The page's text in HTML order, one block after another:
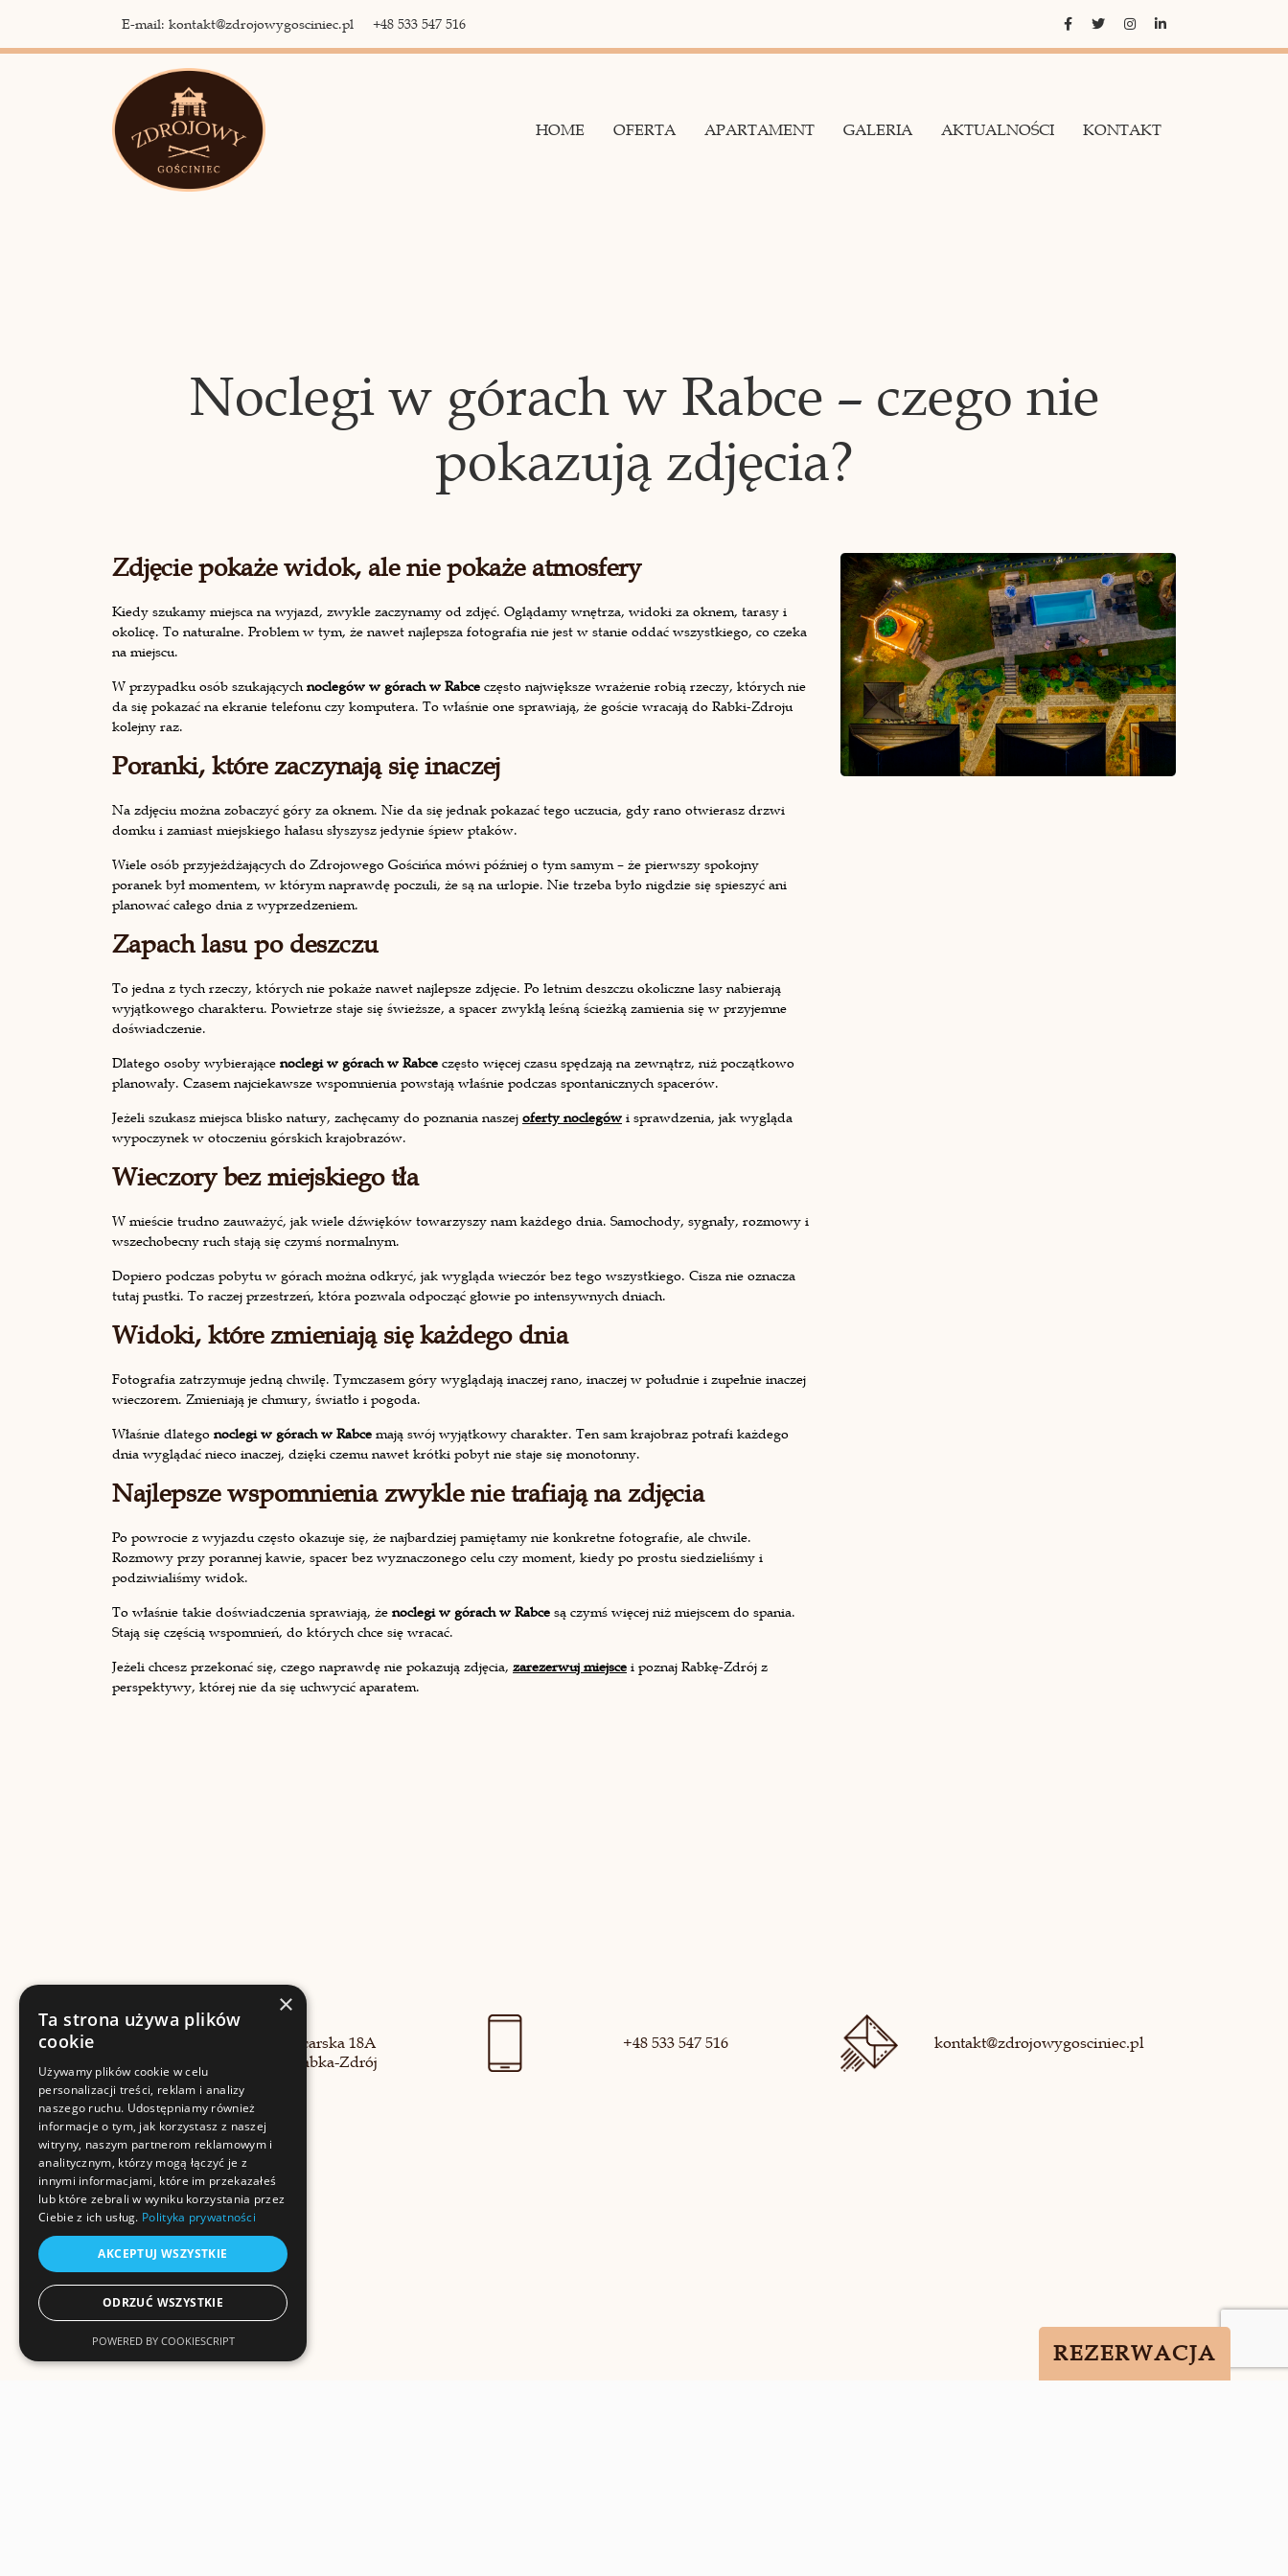
E-mail: kontakt@zdrojowygosciniec.pl +48 533 547 516
HOME OFERTA APARTAMENT GALERIA AKTUALNOŚCI KONTAKT
Noclegi w górach w Rabce – czego nie
pokazują zdjęcia?
Zdjęcie pokaże widok, ale nie pokaże atmosfery
Kiedy szukamy miejsca na wyjazd, zwykle zaczynamy od zdjęć. Oglądamy wnętrza, widoki za oknem, tarasy i
okolicę. To naturalne. Problem w tym, że nawet najlepsza fotografia nie jest w stanie oddać wszystkiego, co czeka
na miejscu.
W przypadku osób szukających noclegów w górach w Rabce często największe wrażenie robią rzeczy, których nie
da się pokazać na ekranie telefonu czy komputera. To właśnie one sprawiają, że goście wracają do Rabki-Zdroju
kolejny raz.
Poranki, które zaczynają się inaczej
Na zdjęciu można zobaczyć góry za oknem. Nie da się jednak pokazać tego uczucia, gdy rano otwierasz drzwi
domku i zamiast miejskiego hałasu słyszysz jedynie śpiew ptaków.
Wiele osób przyjeżdżających do Zdrojowego Gościńca mówi później o tym samym – że pierwszy spokojny
poranek był momentem, w którym naprawdę poczuli, że są na urlopie. Nie trzeba było nigdzie się spieszyć ani
planować całego dnia z wyprzedzeniem.
Zapach lasu po deszczu
To jedna z tych rzeczy, których nie pokaże nawet najlepsze zdjęcie. Po letnim deszczu okoliczne lasy nabierają
wyjątkowego charakteru. Powietrze staje się świeższe, a spacer zwykłą leśną ścieżką zamienia się w przyjemne
doświadczenie.
Dlatego osoby wybierające noclegi w górach w Rabce często więcej czasu spędzają na zewnątrz, niż początkowo
planowały. Czasem najciekawsze wspomnienia powstają właśnie podczas spontanicznych spacerów.
Jeżeli szukasz miejsca blisko natury, zachęcamy do poznania naszej oferty noclegów i sprawdzenia, jak wygląda
wypoczynek w otoczeniu górskich krajobrazów.
Wieczory bez miejskiego tła
W mieście trudno zauważyć, jak wiele dźwięków towarzyszy nam każdego dnia. Samochody, sygnały, rozmowy i
wszechobecny ruch stają się czymś normalnym.
Dopiero podczas pobytu w górach można odkryć, jak wygląda wieczór bez tego wszystkiego. Cisza nie oznacza
tutaj pustki. To raczej przestrzeń, która pozwala odpocząć głowie po intensywnych dniach.
Widoki, które zmieniają się każdego dnia
Fotografia zatrzymuje jedną chwilę. Tymczasem góry wyglądają inaczej rano, inaczej w południe i zupełnie inaczej
wieczorem. Zmieniają je chmury, światło i pogoda.
Właśnie dlatego noclegi w górach w Rabce mają swój wyjątkowy charakter. Ten sam krajobraz potrafi każdego
dnia wyglądać nieco inaczej, dzięki czemu nawet krótki pobyt nie staje się monotonny.
Najlepsze wspomnienia zwykle nie trafiają na zdjęcia
Po powrocie z wyjazdu często okazuje się, że najbardziej pamiętamy nie konkretne fotografie, ale chwile.
Rozmowy przy porannej kawie, spacer bez wyznaczonego celu czy moment, kiedy po prostu siedzieliśmy i
podziwialiśmy widok.
To właśnie takie doświadczenia sprawiają, że noclegi w górach w Rabce są czymś więcej niż miejscem do spania.
Stają się częścią wspomnień, do których chce się wracać.
Jeżeli chcesz przekonać się, czego naprawdę nie pokazują zdjęcia, zarezerwuj miejsce i poznaj Rabkę-Zdrój z
perspektywy, której nie da się uchwycić aparatem.
REZERWACJA
ul. Garncarska 18A
34-700 Rabka-Zdrój
+48 533 547 516 kontakt@zdrojowygosciniec.pl
×
Ta strona używa plików
cookie
Używamy plików cookie w celu
personalizacji treści, reklam i analizy
naszego ruchu. Udostępniamy również
informacje o tym, jak korzystasz z naszej
witryny, naszym partnerom reklamowym i
analitycznym, którzy mogą łączyć je z
innymi informacjami, które im przekazałeś
lub które zebrali w wyniku korzystania przez
Ciebie z ich usług. Polityka prywatności
AKCEPTUJ WSZYSTKIE
ODRZUĆ WSZYSTKIE
POWERED BY COOKIESCRIPT